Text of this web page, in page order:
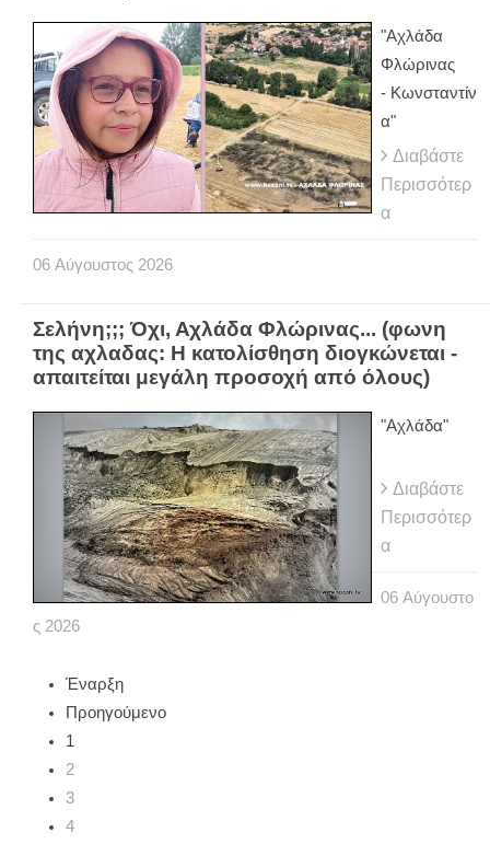
"Αχλάδα
Φλώρινας
- Κωνσταντίν
α"
Διαβάστε
Περισσότερ
α
06 Αύγουστος 2026
Σελήνη;;; Όχι, Αχλάδα Φλώρινας... (φωνη
της αχλαδας: Η κατολίσθηση διογκώνεται -
απαιτείται μεγάλη προσοχή από όλους)
"Αχλάδα"
Διαβάστε
Περισσότερ
α
06 Αύγουστο
ς 2026
Έναρξη
Προηγούμενο
1
2
3
4